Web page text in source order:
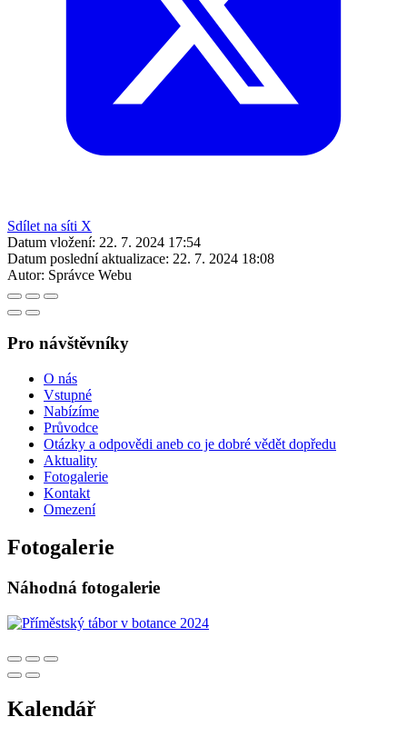
Sdílet na síti X
Datum vložení: 22. 7. 2024 17:54
Datum poslední aktualizace: 22. 7. 2024 18:08
Autor: Správce Webu
Pro návštěvníky
O nás
Vstupné
Nabízíme
Průvodce
Otázky a odpovědi aneb co je dobré vědět dopředu
Aktuality
Fotogalerie
Kontakt
Omezení
Fotogalerie
Náhodná fotogalerie
Kalendář